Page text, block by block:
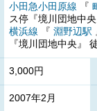
小田急小田原線
『
ス停『境川団地中央
横浜線
『 淵野辺駅
『境川団地中央』
3,000円
2007年2月